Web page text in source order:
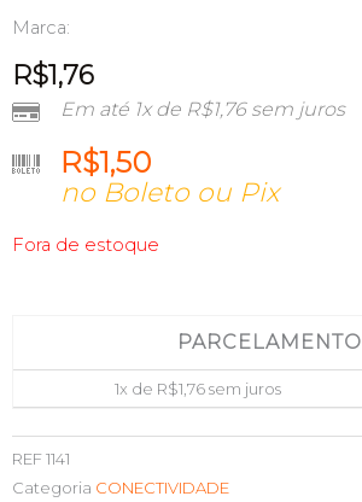
Marca:
R$1,76
Em até 1x de R$1,76sem juros
R$1,50
no Boleto ou Pix
Fora de estoque
PARCELAMENTO
1x de R$1,76sem juros
REF1141
Categoria CONECTIVIDADE